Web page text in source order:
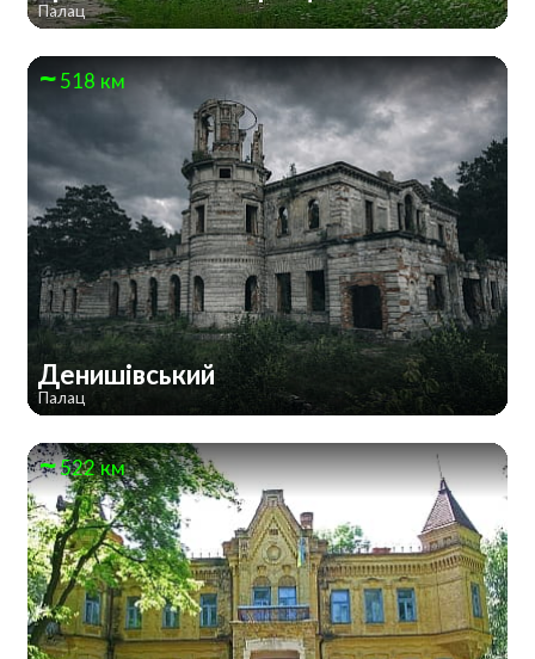
Палац
518 км
Денишівський
Палац
522 км